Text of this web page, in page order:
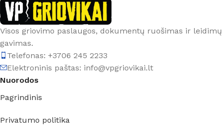
Visos griovimo paslaugos, dokumentų ruošimas ir leidimų
gavimas.
Telefonas: +3706 245 2233
Elektroninis paštas: info@vpgriovikai.lt
Nuorodos
Pagrindinis
Privatumo politika